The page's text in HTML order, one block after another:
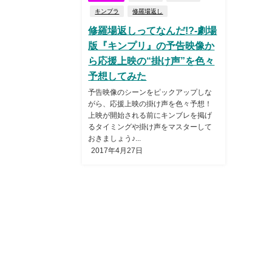
キンプラ 修羅場返し
修羅場返しってなんだ!?-劇場
版『キンプリ』の予告映像か
ら応援上映の“掛け声”を色々
予想してみた
予告映像のシーンをピックアップしな
がら、応援上映の掛け声を色々予想！
上映が開始される前にキンブレを掲げ
るタイミングや掛け声をマスターして
おきましょう♪...
2017年4月27日